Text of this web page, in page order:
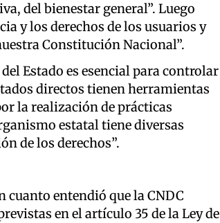
del bienestar general”. Luego
y los derechos de los usuarios y
Constitución Nacional”.
Estado es esencial para controlar
directos tienen herramientas
la realización de prácticas
estatal tiene diversas
de los derechos”.
cuanto entendió que la CNDC
en el artículo 35 de la Ley de